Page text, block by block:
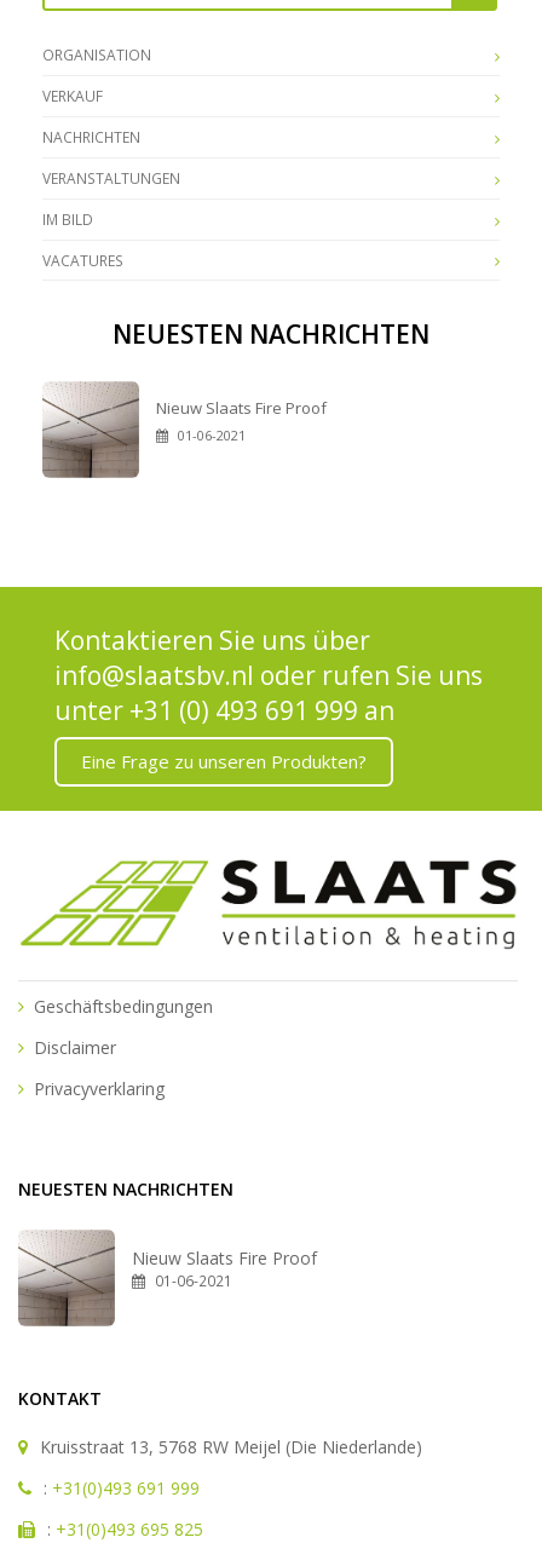
ORGANISATION
VERKAUF
NACHRICHTEN
VERANSTALTUNGEN
IM BILD
VACATURES
NEUESTEN NACHRICHTEN
Nieuw Slaats Fire Proof
01-06-2021
Kontaktieren Sie uns über
info@slaatsbv.nl oder rufen Sie uns
unter +31 (0) 493 691 999 an
Eine Frage zu unseren Produkten?
Geschäftsbedingungen
Disclaimer
Privacyverklaring
NEUESTEN NACHRICHTEN
Nieuw Slaats Fire Proof
01-06-2021
KONTAKT
Kruisstraat 13, 5768 RW Meijel (Die Niederlande)
: +31(0)493 691 999
: +31(0)493 695 825